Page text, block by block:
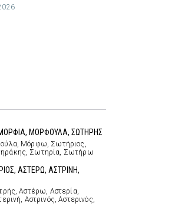
ΜΟΡΦΟΥΛΑ, ΣΩΤΗΡΗΣ
Μόρφω, Σωτήριος,
Σωτηρία, Σωτήρω
ΑΣΤΕΡΩ, ΑΣΤΡΙΝΗ,
Αστέρω, Αστερία,
Αστρινός, Αστερινός,